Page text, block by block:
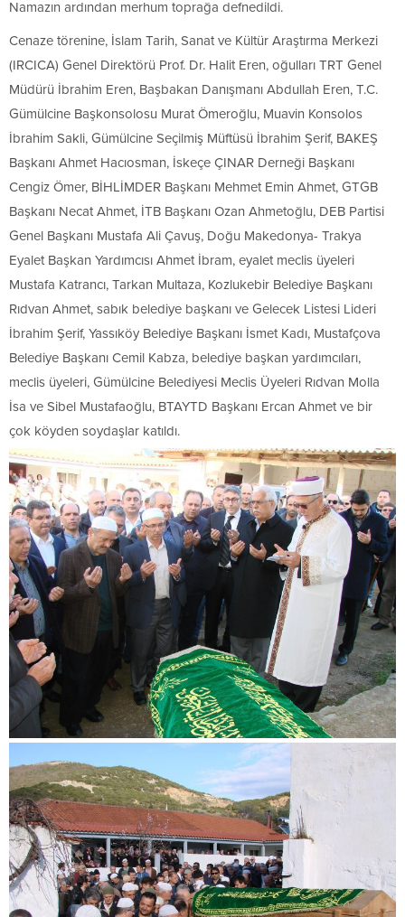
Namazın ardından merhum toprağa defnedildi.
Cenaze törenine, İslam Tarih, Sanat ve Kültür Araştırma Merkezi
(IRCICA) Genel Direktörü Prof. Dr. Halit Eren, oğulları TRT Genel
Müdürü İbrahim Eren, Başbakan Danışmanı Abdullah Eren, T.C.
Gümülcine Başkonsolosu Murat Ömeroğlu, Muavin Konsolos
İbrahim Sakli, Gümülcine Seçilmiş Müftüsü İbrahim Şerif, BAKEŞ
Başkanı Ahmet Hacıosman, İskeçe ÇINAR Derneği Başkanı
Cengiz Ömer, BİHLİMDER Başkanı Mehmet Emin Ahmet, GTGB
Başkanı Necat Ahmet, İTB Başkanı Ozan Ahmetoğlu, DEB Partisi
Genel Başkanı Mustafa Ali Çavuş, Doğu Makedonya- Trakya
Eyalet Başkan Yardımcısı Ahmet İbram, eyalet meclis üyeleri
Mustafa Katrancı, Tarkan Multaza, Kozlukebir Belediye Başkanı
Rıdvan Ahmet, sabık belediye başkanı ve Gelecek Listesi Lideri
İbrahim Şerif, Yassıköy Belediye Başkanı İsmet Kadı, Mustafçova
Belediye Başkanı Cemil Kabza, belediye başkan yardımcıları,
meclis üyeleri, Gümülcine Belediyesi Meclis Üyeleri Rıdvan Molla
İsa ve Sibel Mustafaoğlu, BTAYTD Başkanı Ercan Ahmet ve bir
çok köyden soydaşlar katıldı.